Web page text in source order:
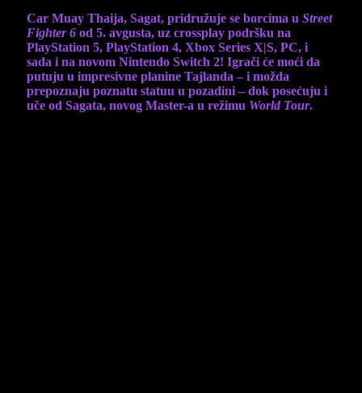
Car Muay Thaija, Sagat, pridružuje se borcima u Street
Fighter 6 od 5. avgusta, uz crossplay podršku na
PlayStation 5, PlayStation 4, Xbox Series X|S, PC, i
sada i na novom Nintendo Switch 2! Igrači će moći da
putuju u impresivne planine Tajlanda – i možda
prepoznaju poznatu statuu u pozadini – dok posećuju i
uče od Sagata, novog Master-a u režimu World Tour.